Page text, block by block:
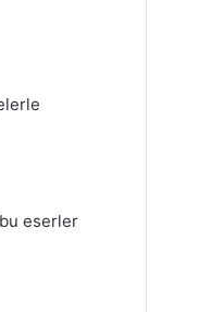
eserler